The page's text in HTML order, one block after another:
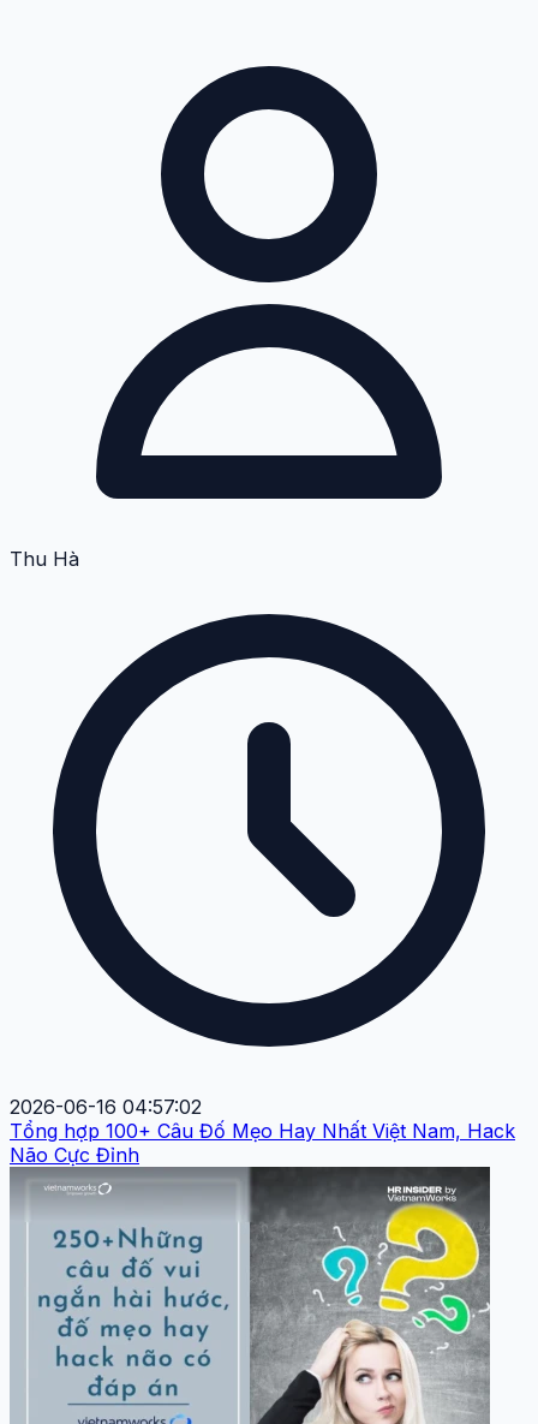
Thu Hà
2026-06-16 04:57:02
Tổng hợp 100+ Câu Đố Mẹo Hay Nhất Việt Nam, Hack
Não Cực Đỉnh